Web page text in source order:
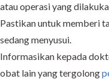
atau operasi yang
Pastikan untuk memberi
sedang menyusui.
Informasikan kepada
obat lain yang tergolong